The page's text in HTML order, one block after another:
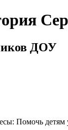
ДОУ
Помочь детям